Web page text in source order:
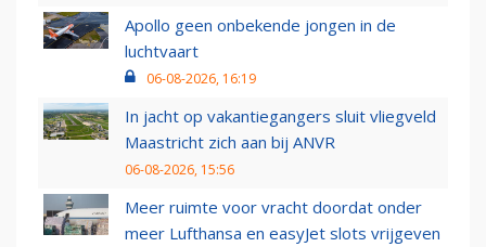
Apollo geen onbekende jongen in de
luchtvaart
06-08-2026, 16:19
In jacht op vakantiegangers sluit vliegveld
Maastricht zich aan bij ANVR
06-08-2026, 15:56
Meer ruimte voor vracht doordat onder
meer Lufthansa en easyJet slots vrijgeven